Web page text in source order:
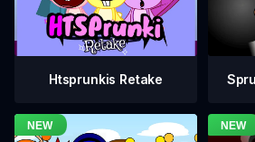
Htsprunkis Retake